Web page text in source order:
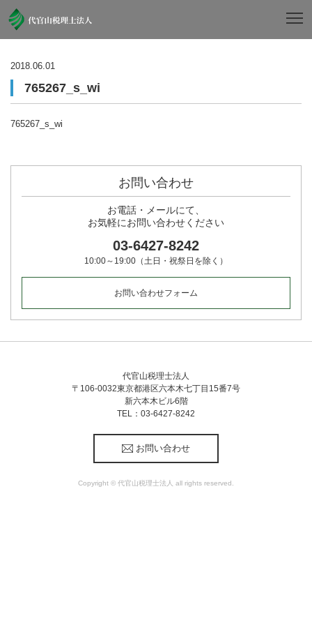
2018.06.01
765267_s_wi
765267_s_wi
お問い合わせ
お電話・メールにて、
お気軽にお問い合わせください
03-6427-8242
10:00～19:00（土日・祝祭日を除く）
お問い合わせフォーム
代官山税理士法人
〒106-0032東京都港区六本木七丁目15番7号
新六本木ビル6階
TEL：03-6427-8242
お問い合わせ
Copyright © 代官山税理士法人 all rights reserved.